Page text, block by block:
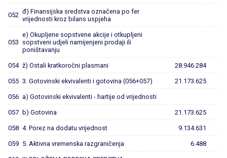
052 đ) Finansijska sredstva označena po fer
vrijednosti kroz bilans uspjeha
053
e) Okupljene sopstvene akcije i otkupljeni
sopstveni udjeli namijenjeni prodaji ili
poništavanju
054 ž) Ostali kratkoročni plasmani 28.946.284
055 3. Gotovinski ekvivalenti i gotovina (056+057) 21.173.625
056 a) Gotovinski ekvivalenti - hartije od vrijednosti
057 b) Gotovina 21.173.625
058 4. Porez na dodatu vrijednost 9.134.631
059 5. Aktivna vremenska razgraničenja 6.488